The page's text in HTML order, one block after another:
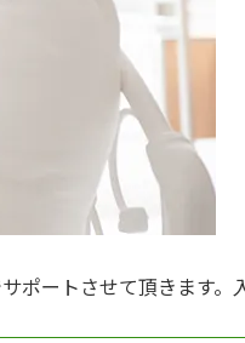
ートさせて頂きます